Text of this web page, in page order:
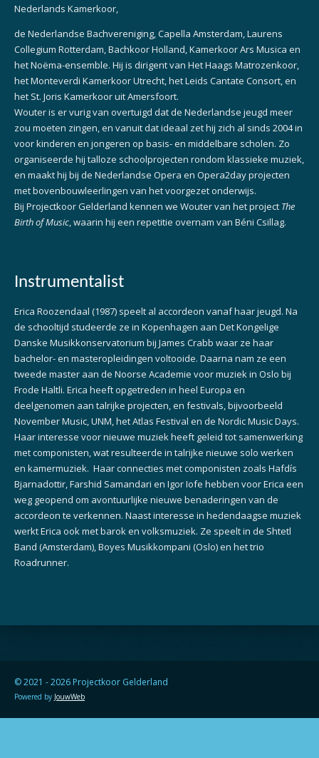
Nederlands Kamerkoor,
de Nederlandse Bachvereniging, Capella Amsterdam, Laurens
Collegium Rotterdam, Bachkoor Holland, Kamerkoor Ars Musica en
het Noëma-ensemble. Hij is dirigent van Het Haags Matrozenkoor,
het Monteverdi Kamerkoor Utrecht, het Leids Cantate Consort, en
het St. Joris Kamerkoor uit Amersfoort.
Wouter is er vurig van overtuigd dat de Nederlandse jeugd meer
zou moeten zingen, en vanuit dat ideaal zet hij zich al sinds 2004 in
voor kinderen en jongeren op basis- en middelbare scholen. Zo
organiseerde hij talloze schoolprojecten rondom klassieke muziek,
en maakt hij bij de Nederlandse Opera en Opera2day projecten
met bovenbouwleerlingen van het voorgezet onderwijs.
Bij Projectkoor Gelderland kennen we Wouter van het project The
Birth of Music , waarin hij een repetitie overnam van Béni Csillag.
Instrumentalist
Erica Roozendaal (1987) speelt al accordeon vanaf haar jeugd. Na
de schooltijd studeerde ze in Kopenhagen aan Det Kongelige
Danske Musikkonservatorium bij James Crabb waar ze haar
bachelor- en masteropleidingen voltooide. Daarna nam ze een
tweede master aan de Noorse Academie voor muziek in Oslo bij
Frode Haltli. Erica heeft opgetreden in heel Europa en
deelgenomen aan talrijke projecten, en festivals, bijvoorbeeld
November Music, UNM, het Atlas Festival en de Nordic Music Days.
Haar interesse voor nieuwe muziek heeft geleid tot samenwerking
met componisten, wat resulteerde in talrijke nieuwe solo werken
en kamermuziek. Haar connecties met componisten zoals Hafdís
Bjarnadottir, Farshid Samandari en Igor Iofe hebben voor Erica een
weg geopend om avontuurlijke nieuwe benaderingen van de
accordeon te verkennen. Naast interesse in hedendaagse muziek
werkt Erica ook met barok en volksmuziek. Ze speelt in de Shtetl
Band (Amsterdam), Boyes Musikkompani (Oslo) en het trio
Roadrunner.
© 2021 - 2026 Projectkoor Gelderland
Powered by JouwWeb